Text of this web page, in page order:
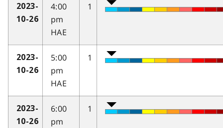
2023-
10-26
4:00
pm
HAE
1
2023-
10-26
5:00
pm
HAE
1
2023-
10-26
6:00
pm
1